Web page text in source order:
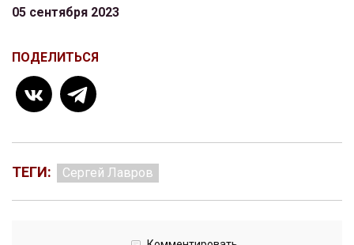
05 сентября 2023
ПОДЕЛИТЬСЯ
ТЕГИ: Сергей Лавров